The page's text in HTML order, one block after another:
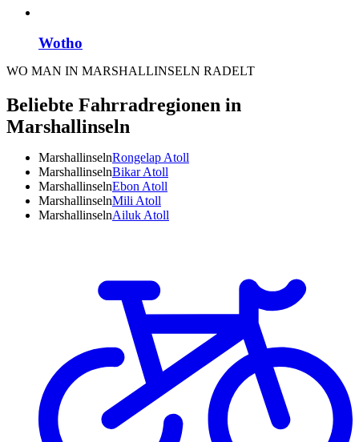
Wotho
WO MAN IN MARSHALLINSELN RADELT
Beliebte Fahrradregionen in
Marshallinseln
MarshallinselnRongelap Atoll
MarshallinselnBikar Atoll
MarshallinselnEbon Atoll
MarshallinselnMili Atoll
MarshallinselnAiluk Atoll